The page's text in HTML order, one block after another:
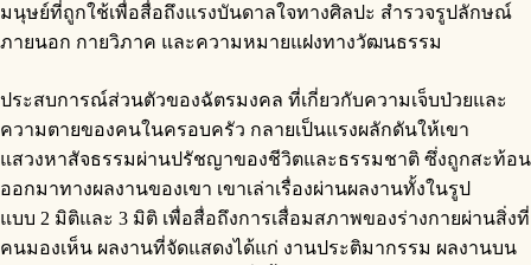
มนุษย์ที่ถูกใช้เพื่อสื่อถึงแรงบันดาลใจทางศิลปะ สำรวจรูปลักษณ์
ภายนอก กายวิภาค และความหมายแฝงทางวัฒนธรรม
ประสบการณ์ส่วนตัวของฉัตรมงคล ที่เกี่ยวกับความเจ็บป่วยและ
ความตายของคนในครอบครัว กลายเป็นแรงผลักดันให้เขา
แสวงหาสัจธรรมผ่านปรัชญาของชีวิตและธรรมชาติ ซึ่งถูกสะท้อน
ออกมาทางผลงานของเขา เขาเล่าเรื่องผ่านผลงานทั้งในรูป
แบบ 2 มิติและ 3 มิติ เพื่อสื่อถึงการเสื่อมสภาพของร่างกายผ่านสิ่งที่
คนมองเห็น ผลงานที่จัดแสดงได้แก่ งานประติมากรรม ผลงานบน